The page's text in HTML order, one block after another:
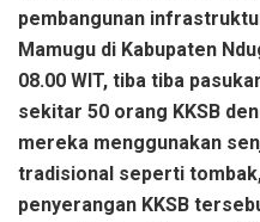
pembangunan
Mamugu di Kabupaten
08.00 WIT, tiba tiba
sekitar 50 orang KKSB
mereka menggunakan
tradisional seperti
penyerangan KKSB